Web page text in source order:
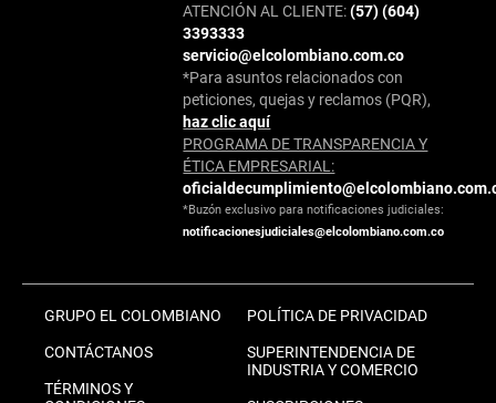
ATENCIÓN AL CLIENTE:(57) (604)
3393333
servicio@elcolombiano.com.co
*Para asuntos relacionados con
peticiones, quejas y reclamos (PQR),
haz clic aquí
PROGRAMA DE TRANSPARENCIA Y
ÉTICA EMPRESARIAL:
*Buzón exclusivo para notificaciones judiciales:
notificacionesjudiciales@elcolombiano.com.co
GRUPO EL COLOMBIANO
CONTÁCTANOS
TÉRMINOS Y
POLÍTICA DE PRIVACIDAD
SUPERINTENDENCIA DE
INDUSTRIA Y COMERCIO